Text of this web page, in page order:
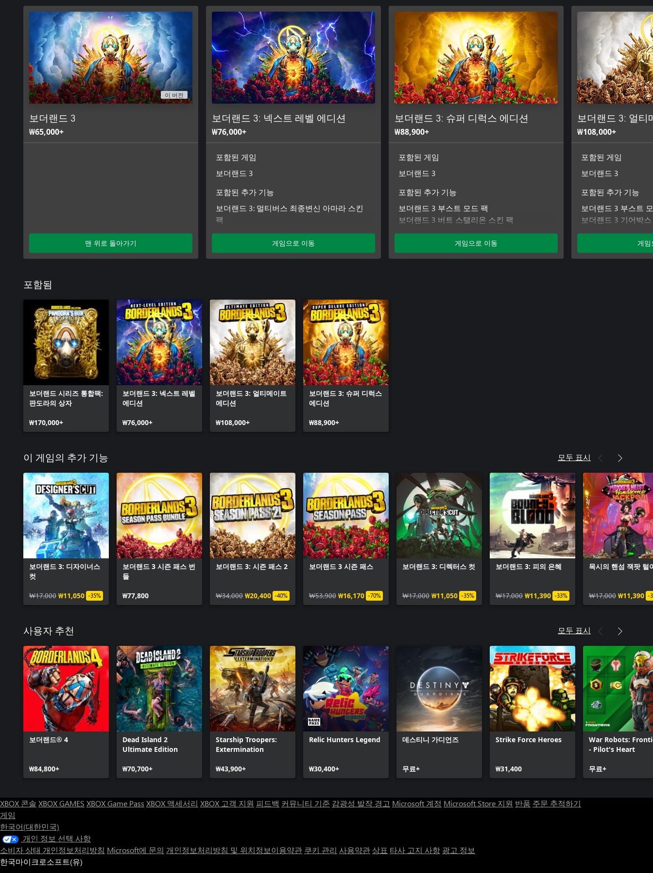
빠르고 끊김 없는 협동 플레이
레벨이나 진행도와 상관없이 언제든지 온라인이나 분할 화면을 이용해 다른 플레이어와 함께 게임
을 즐길 수 있습니다. 팀원과 함께 적들을 처리하며 전리품을 챙겨야 합니다. 멋진 아이템을 놓쳐서
는 안 되죠.
이 버전
보더랜드 3
₩65,000+
맨 위로 돌아가기
보더랜드 3: 넥스트 레벨 에디션
₩76,000+
포함된 게임
보더랜드 3
포함된 추가 기능
보더랜드 3: 멀티버스 최종변신 아마라 스킨
팩
보더랜드 3: 멀티버스 최종변신 FL4K 스킨 팩
보더랜드 3: 멀티버스 최종변신 모즈 스킨 팩
보더랜드 3: 멀티버스 최종변신 제인 스킨 팩
게임으로 이동
보더랜드 3: 슈퍼 디럭스 에디션
₩88,900+
포함된 게임
보더랜드 3
포함된 추가 기능
보더랜드 3 부스트 모드 팩
보더랜드 3 버트 스탤리온 스킨 팩
보더랜드 3 기어박스 스킨 팩
보더랜드 3 네온 스킨 팩
보더랜드 3 레트로 스킨 팩
게임으로 이동
보더랜드 3: 얼티
₩108,000+
포함된 게임
보더랜드 3
포함된 추가 기능
보더랜드 3 부스트
보더랜드 3 기어박
보더랜드 3 네온 스
보더랜드 3 황금 무
보더랜드 3 레트로
게임
포함됨
보더랜드 시리즈 통합팩:
판도라의 상자
₩170,000+
보더랜드 3: 넥스트 레벨
에디션
₩76,000+
보더랜드 3: 얼티메이트
에디션
₩108,000+
보더랜드 3: 슈퍼 디럭스
에디션
₩88,900+
이 게임의 추가 기능 모두 표시
보더랜드 3: 디자이너스
컷
₩17,000 ₩11,050 -35%
보더랜드 3 시즌 패스 번
들
₩77,800
보더랜드 3: 시즌 패스 2
₩34,000 ₩20,400 -40%
보더랜드 3 시즌 패스
₩53,900 ₩16,170 -70%
보더랜드 3: 디렉터스 컷
₩17,000 ₩11,050 -35%
보더랜드 3: 피의 은혜
₩17,000 ₩11,390 -33%
목시의 핸섬 잭팟 털
₩17,000 ₩11,390 -
사용자 추천 모두 표시
보더랜드® 4
₩84,800+
Dead Island 2
Ultimate Edition
₩70,700+
Starship Troopers:
Extermination
₩43,900+
Relic Hunters Legend
₩30,400+
데스티니 가디언즈
무료+
Strike Force Heroes
₩31,400
War Robots:
- Pilot's Heart
무료+
XBOX 콘솔 XBOX GAMES XBOX Game Pass XBOX 액세서리 XBOX 고객 지원 피드백 커뮤니티 기준 감광성 발작 경고 Microsoft 계정 Microsoft Store 지원 반품 주문 추적하기
게임
한국어(대한민국)
개인 정보 선택 사항
소비자 상태 개인정보처리방침 Microsoft에 문의 개인정보처리방침 및 위치정보이용약관 쿠키 관리 사용약관 상표 타사 고지 사항 광고 정보
한국마이크로소프트(유)